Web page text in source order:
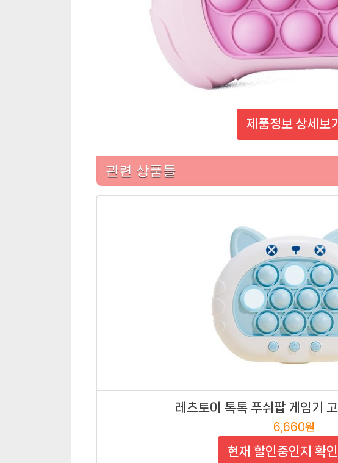
제품정보 상세보기
관련 상품들
레츠토이 톡톡 푸쉬팝 게임기
6,660원
현재 할인중인지 확인